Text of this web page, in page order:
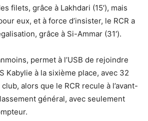
filets, grâce à Lakhdari (15′), mais
eux, et à force d’insister, le RCR a
grâce à Si-Ammar (31′).
permet à l’USB de rejoindre
Kabylie à la sixième place, avec 32
alors que le RCR recule à l’avant-
général, avec seulement